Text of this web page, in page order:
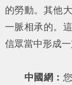
的勞動。其他
一脈相承的。
信眾當中形成一
中國網：